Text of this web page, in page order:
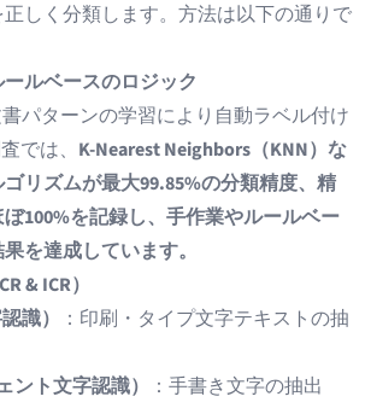
しく分類します。方法は以下の通りで
ルベースのロジック
書パターンの学習により自動ラベル付け
では、 K-Nearest Neighbors（KNN）な
リズムが最大99.85%の分類精度、精
100%を記録し、手作業やルールベー
を達成しています。
& ICR）
識）
：印刷・タイプ文字テキストの抽
ント文字認識）
：手書き文字の抽出